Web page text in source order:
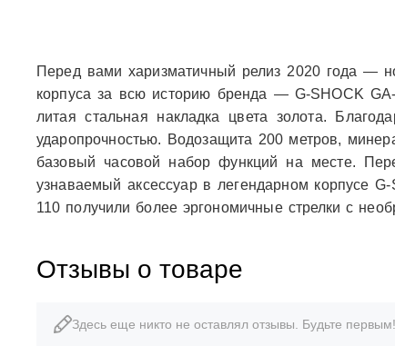
Перед вами харизматичный релиз 2020 года —
корпуса за всю историю бренда — G-SHOCK
литая стальная накладка цвета золота.
ударопрочностью. Водозащита 200 метров,
базовый часовой набор функций на месте.
узнаваемый аксессуар в легендарном корпусе
110 получили более эргономичные стрелки с
Отзывы о товаре
Здесь еще никто не оставлял отзывы. Будьте первым!